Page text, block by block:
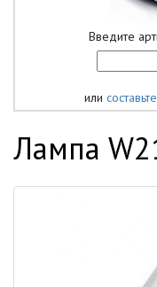
Введите
или
Лампа